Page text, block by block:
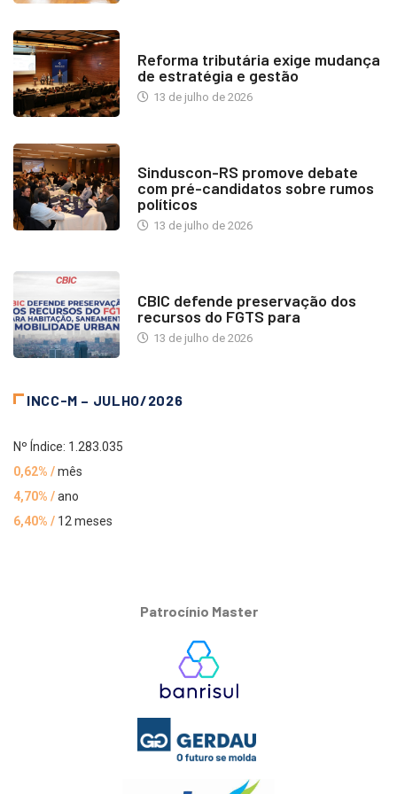
Reforma tributária exige mudança
de estratégia e gestão
13 de julho de 2026
Sinduscon-RS promove debate
com pré-candidatos sobre rumos
políticos
13 de julho de 2026
CBIC defende preservação dos
recursos do FGTS para
13 de julho de 2026
INCC-M – JULHO/2026
Nº Índice: 1.283.035
0,62% /mês
4,70% /ano
6,40% / 12 meses
Patrocínio Master